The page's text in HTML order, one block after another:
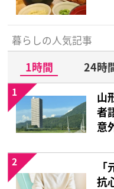
暮らしの人気記事
1時間 24時
山
者
意
1
抗
2